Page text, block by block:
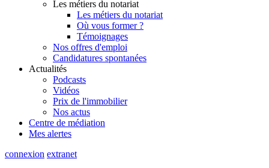
Les métiers du notariat
Les métiers du notariat
Où vous former ?
Témoignages
Nos offres d'emploi
Candidatures spontanées
Actualités
Podcasts
Vidéos
Prix de l'immobilier
Nos actus
Centre de médiation
Mes alertes
connexion extranet